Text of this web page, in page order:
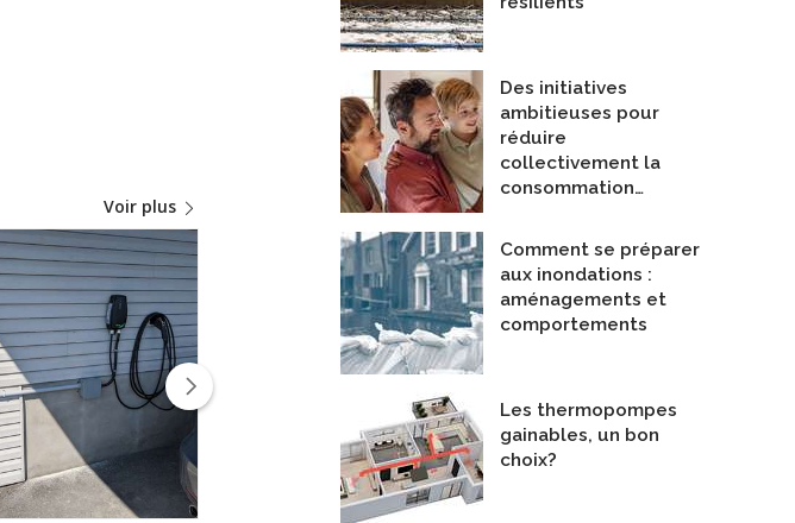
Des initiatives
ambitieuses pour
réduire
collectivement la
consommation…
Comment se préparer
aux inondations :
aménagements et
comportements
Les thermopompes
gainables, un bon
choix?
Voir plus